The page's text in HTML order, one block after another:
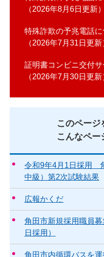
2026年8月6日更新
特殊詐欺の予兆電話に
2026年7月31日更新
証明書コンビニ交付
2026年7月30日更新
このページ
こんなペー
令和9年4月1日採用
中級）第2次試験結果
広報かくだ
角田市新規採用職員
日採用）
角田市内循環バスを運